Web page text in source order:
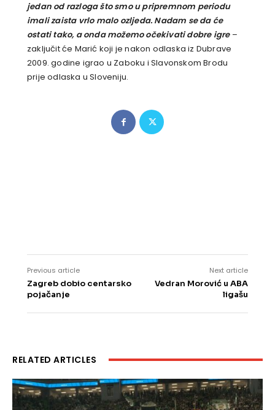
jedan od razloga što smo u pripremnom periodu
imali zaista vrlo malo ozljeda. Nadam se da će
ostati tako, a onda možemo očekivati dobre igre –
zaključit će Marić koji je nakon odlaska iz Dubrave
2009. godine igrao u Zaboku i Slavonskom Brodu
prije odlaska u Sloveniju.
Previous article
Zagreb dobio centarsko
pojačanje
Next article
Vedran Morović u ABA
ligašu
RELATED ARTICLES